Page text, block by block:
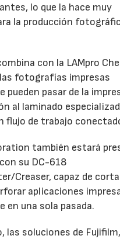
lo que la hace muy
la producción
con la LAMpro
fotografías impresas
pueden pasar de la
al laminado
flujo de trabajo
también estará
su DC-618
Creaser, capaz de
aplicaciones
en una sola pasada.
las soluciones de Fujifilm,